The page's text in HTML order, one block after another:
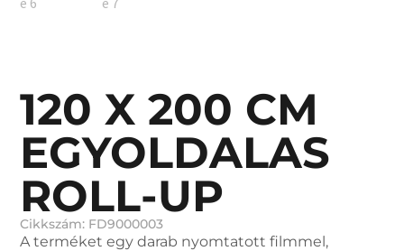
120 X 200 CM
EGYOLDALAS
ROLL-UP
Cikkszám: FD9000003
A terméket egy darab nyomtatott filmmel,